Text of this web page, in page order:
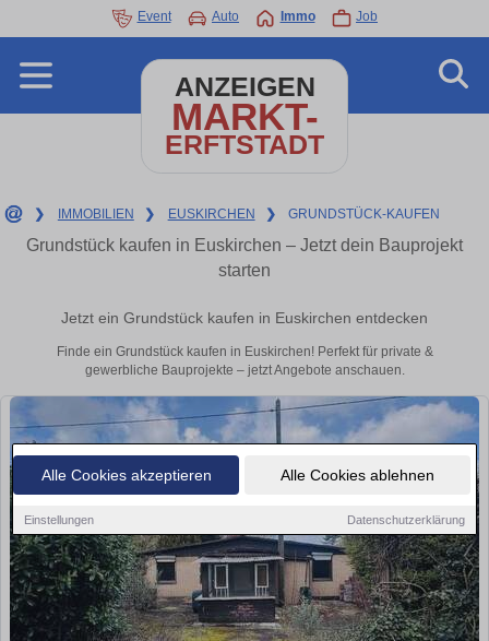
Alle Cookies akzeptieren Alle Cookies ablehnen
Einstellungen Datenschutzerklärung
Event Auto Immo Job
ANZEIGEN
MARKT-
ERFTSTADT
❯ IMMOBILIEN ❯ EUSKIRCHEN ❯ GRUNDSTÜCK-KAUFEN
Grundstück kaufen in Euskirchen – Jetzt dein Bauprojekt
starten
Jetzt ein Grundstück kaufen in Euskirchen entdecken
Finde ein Grundstück kaufen in Euskirchen! Perfekt für private &
gewerbliche Bauprojekte – jetzt Angebote anschauen.